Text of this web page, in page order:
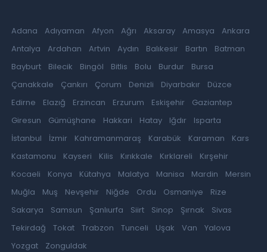
Adana Adıyaman Afyon Ağrı Aksaray Amasya
Ankara
Antalya
Ardahan Artvin Aydın Balıkesir Bartın
Batman
Bayburt
Bilecik Bingöl Bitlis Bolu Burdur
Bursa
Çanakkale
Çankırı Çorum Denizli Diyarbakır
Düzce
Edirne
Elazığ Erzincan Erzurum Eskişehir
Gaziantep
Giresun
Gümüşhane Hakkari Hatay Iğdır
Isparta
İstanbul
İzmir Kahramanmaraş Karabük Karaman
Kars
Kastamonu
Kayseri Kilis Kırıkkale Kırklareli
Kırşehir
Kocaeli
Konya Kütahya Malatya Manisa Mardin
Mersin
Muğla
Muş Nevşehir Niğde Ordu Osmaniye
Rize
Sakarya
Samsun Şanlıurfa Siirt Sinop Şırnak
Sivas
Tekirdağ
Tokat Trabzon Tunceli Uşak Van
Yalova
Yozgat
Zonguldak